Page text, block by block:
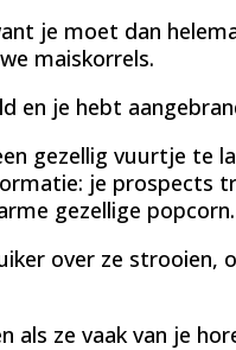
je moet dan
maiskorrels.
en je hebt
gezellig vuurtje te
je prospects
gezellige popcorn.
over ze
als ze vaak van je